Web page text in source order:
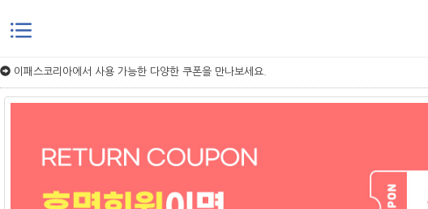
이패스코리아에서 사용 가능한 다양한 쿠폰을 만나보세요.